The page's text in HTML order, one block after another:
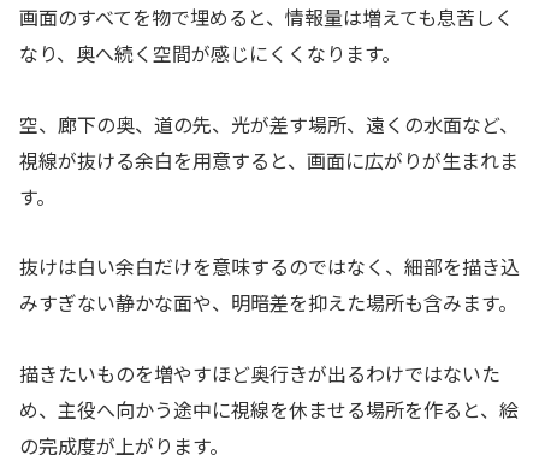
画面のすべてを物で埋めると、情報量は増えても息苦しく
なり、奥へ続く空間が感じにくくなります。
空、廊下の奥、道の先、光が差す場所、遠くの水面など、
視線が抜ける余白を用意すると、画面に広がりが生まれま
す。
抜けは白い余白だけを意味するのではなく、細部を描き込
みすぎない静かな面や、明暗差を抑えた場所も含みます。
描きたいものを増やすほど奥行きが出るわけではないた
め、主役へ向かう途中に視線を休ませる場所を作ると、絵
の完成度が上がります。